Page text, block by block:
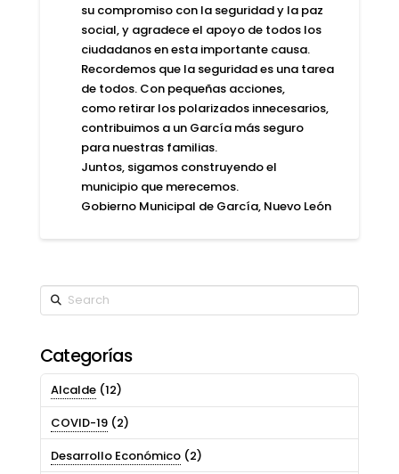
su compromiso con la seguridad y la paz
social, y agradece el apoyo de todos los
ciudadanos en esta importante causa.
Recordemos que la seguridad es una tarea
de todos. Con pequeñas acciones,
como retirar los polarizados innecesarios,
contribuimos a un García más seguro
para nuestras familias.
Juntos, sigamos construyendo el
municipio que merecemos.
Gobierno Municipal de García, Nuevo León
Search
Categorías
Alcalde(12)
COVID-19(2)
Desarrollo Económico(2)